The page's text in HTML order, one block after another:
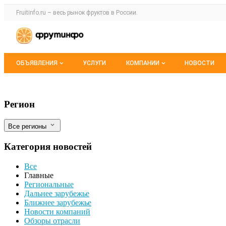
Раздел навигации по сайту fruitinfo.ru
Fruitinfo.ru – весь рынок фруктов в России.
Авторизация и меню пользователя
Навигация по разделам сайта fruitinfo.ru
ОБЪЯВЛЕНИЯ
Мои объявления
УСЛУГИ КОМПАНИИ НОВОСТИ
Молочный рынок при ВВП −1,8%: что
Фильтры
Регион
Все регионы
Категория новостей
Все
Главные
Региональные
Дальнее зарубежье
Ближнее зарубежье
Новости компаний
Обзоры отрасли